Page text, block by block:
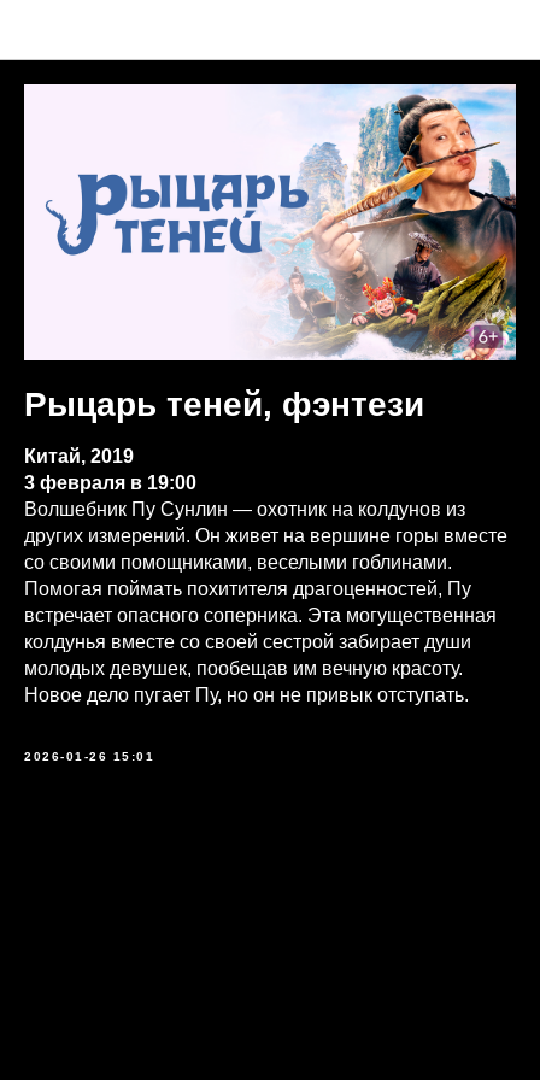
Рыцарь теней, фэнтези
Китай, 2019
3 февраля в 19:00
Волшебник Пу Сунлин — охотник на колдунов из
других измерений. Он живет на вершине горы вместе
со своими помощниками, веселыми гоблинами.
Помогая поймать похитителя драгоценностей, Пу
встречает опасного соперника. Эта могущественная
колдунья вместе со своей сестрой забирает души
молодых девушек, пообещав им вечную красоту.
Новое дело пугает Пу, но он не привык отступать.
2026-01-26 15:01